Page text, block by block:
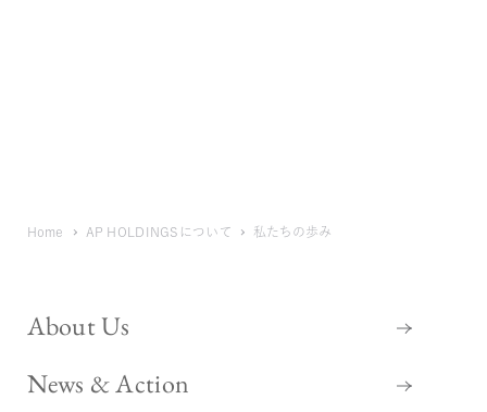
Home AP HOLDINGSについて 私たちの歩み
About Us
News & Action